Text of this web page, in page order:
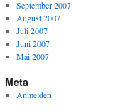
September 2007
August 2007
Juli 2007
Juni 2007
Mai 2007
Meta
Anmelden